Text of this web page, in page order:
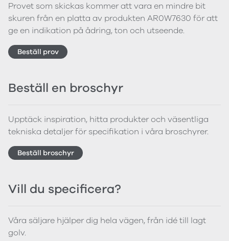
Provet som skickas kommer att vara en mindre bit
skuren från en platta av produkten AR0W7630 för att
ge en indikation på ådring, ton och utseende.
Beställ prov
Beställ en broschyr
Upptäck inspiration, hitta produkter och väsentliga
tekniska detaljer för specifikation i våra broschyrer.
Beställ broschyr
Vill du specificera?
Våra säljare hjälper dig hela vägen, från idé till lagt
golv.